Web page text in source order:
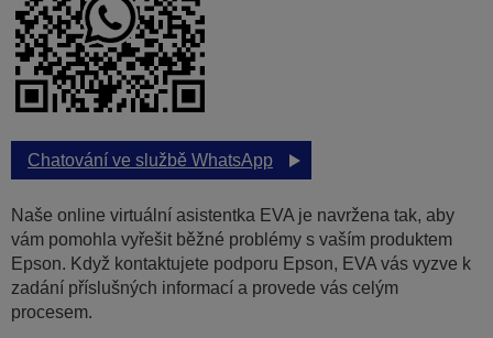
Chatování ve službě WhatsApp
Naše online virtuální asistentka EVA je navržena tak, aby
vám pomohla vyřešit běžné problémy s vaším produktem
Epson. Když kontaktujete podporu Epson, EVA vás vyzve k
zadání příslušných informací a provede vás celým
procesem.